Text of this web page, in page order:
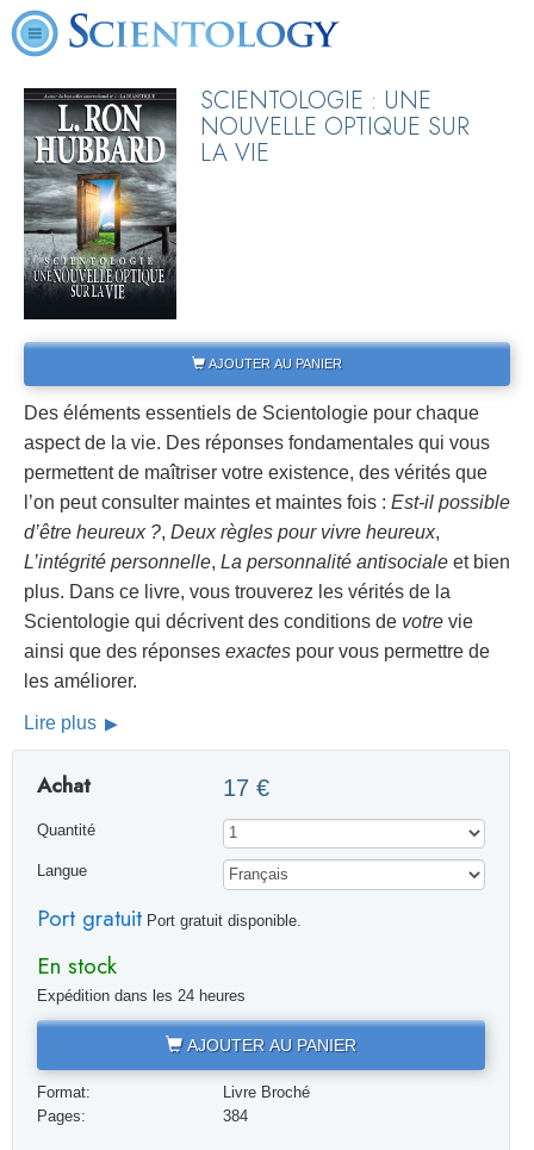
SCIENTOLOGIE : UNE
NOUVELLE OPTIQUE SUR
LA VIE
AJOUTER AU PANIER
Des éléments essentiels de Scientologie pour chaque
aspect de la vie. Des réponses fondamentales qui vous
permettent de maîtriser votre existence, des vérités que
l’on peut consulter maintes et maintes fois : Est-il possible
d’être heureux ?, Deux règles pour vivre heureux,
L’intégrité personnelle, La personnalité antisociale et bien
plus. Dans ce livre, vous trouverez les vérités de la
Scientologie qui décrivent des conditions de votre vie
ainsi que des réponses exactes pour vous permettre de
les améliorer.
Lire plus
Achat 17 €
Quantité
Langue
Port gratuitPort gratuit disponible.
En stock
Expédition dans les 24 heures
AJOUTER AU PANIER
Format:
Livre Broché
Pages:
384